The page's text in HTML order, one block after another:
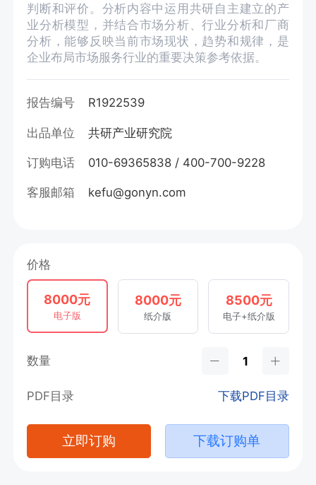
判断和评价。分析内容中运用共研自主建立的产
业分析模型，并结合市场分析、行业分析和厂商
分析，能够反映当前市场现状，趋势和规律，是
企业布局市场服务行业的重要决策参考依据。
报告编号 R1922539
出品单位 共研产业研究院
订购电话 010-69365838 / 400-700-9228
客服邮箱 kefu@gonyn.com
价格
8000元
电子版
8000元
纸介版
8500元
电子+纸介版
数量
PDF目录 下载PDF目录
立即订购 下载订购单